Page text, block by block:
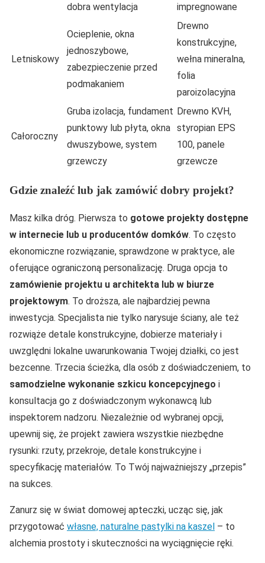
dobra wentylacja
impregnowane
Letniskowy
Ocieplenie, okna
jednoszybowe,
zabezpieczenie przed
podmakaniem
Drewno
konstrukcyjne,
wełna mineralna,
folia
paroizolacyjna
Całoroczny
Gruba izolacja, fundament
punktowy lub płyta, okna
dwuszybowe, system
grzewczy
Drewno KVH,
styropian EPS
100, panele
grzewcze
Gdzie znaleźć lub jak zamówić dobry projekt?
Masz kilka dróg. Pierwsza to gotowe projekty dostępne
w internecie lub u producentów domków. To często
ekonomiczne rozwiązanie, sprawdzone w praktyce, ale
oferujące ograniczoną personalizację. Druga opcja to
zamówienie projektu u architekta lub w biurze
projektowym. To droższa, ale najbardziej pewna
inwestycja. Specjalista nie tylko narysuje ściany, ale też
rozwiąże detale konstrukcyjne, dobierze materiały i
uwzględni lokalne uwarunkowania Twojej działki, co jest
bezcenne. Trzecia ścieżka, dla osób z doświadczeniem, to
samodzielne wykonanie szkicu koncepcyjnego i
konsultacja go z doświadczonym wykonawcą lub
inspektorem nadzoru. Niezależnie od wybranej opcji,
upewnij się, że projekt zawiera wszystkie niezbędne
rysunki: rzuty, przekroje, detale konstrukcyjne i
specyfikację materiałów. To Twój najważniejszy „przepis”
na sukces.
Zanurz się w świat domowej apteczki, ucząc się, jak
przygotować własne, naturalne pastylki na kaszel – to
alchemia prostoty i skuteczności na wyciągnięcie ręki.